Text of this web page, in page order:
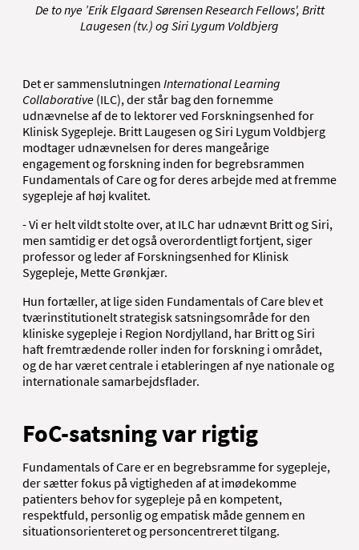
De to nye ’Erik Elgaard Sørensen Research Fellows', Britt
Laugesen (tv.) og Siri Lygum Voldbjerg
Det er sammenslutningen International Learning
Collaborative (ILC), der står bag den fornemme
udnævnelse af de to lektorer ved Forskningsenhed for
Klinisk Sygepleje. Britt Laugesen og Siri Lygum Voldbjerg
modtager udnævnelsen for deres mangeårige
engagement og forskning inden for begrebsrammen
Fundamentals of Care og for deres arbejde med at fremme
sygepleje af høj kvalitet.
- Vi er helt vildt stolte over, at ILC har udnævnt Britt og Siri,
men samtidig er det også overordentligt fortjent, siger
professor og leder af Forskningsenhed for Klinisk
Sygepleje, Mette Grønkjær.
Hun fortæller, at lige siden Fundamentals of Care blev et
tværinstitutionelt strategisk satsningsområde for den
kliniske sygepleje i Region Nordjylland, har Britt og Siri
haft fremtrædende roller inden for forskning i området,
og de har været centrale i etableringen af nye nationale og
internationale samarbejdsflader.
FoC-satsning var rigtig
Fundamentals of Care er en begrebsramme for sygepleje,
der sætter fokus på vigtigheden af at imødekomme
patienters behov for sygepleje på en kompetent,
respektfuld, personlig og empatisk måde gennem en
situationsorienteret og personcentreret tilgang.